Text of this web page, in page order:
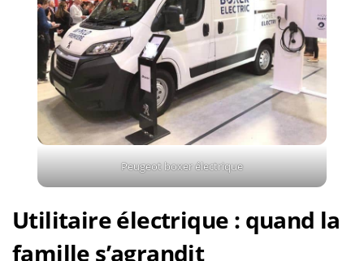
Peugeot boxer électrique
Utilitaire électrique : quand la
famille s’agrandit